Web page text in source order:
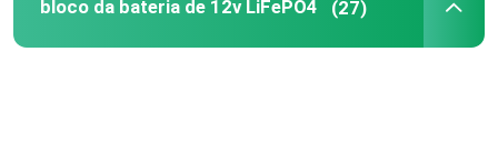
bloco da bateria de 12v LiFePO4 (27)